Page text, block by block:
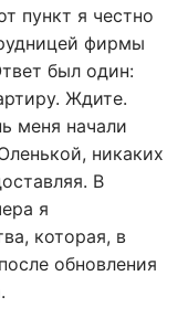
пункт я честно
фирмы
был один:
Ждите.
меня начали
никаких
В
я
которая, в
обновления